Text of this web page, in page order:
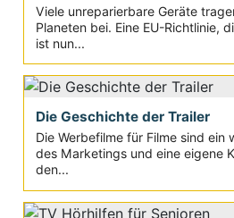
Viele unreparierbare Geräte
Planeten bei. Eine EU-Richtlinie,
ist nun...
Die Geschichte der Trailer
Die Werbefilme für Filme sind ein
des Marketings und eine eigene
den...